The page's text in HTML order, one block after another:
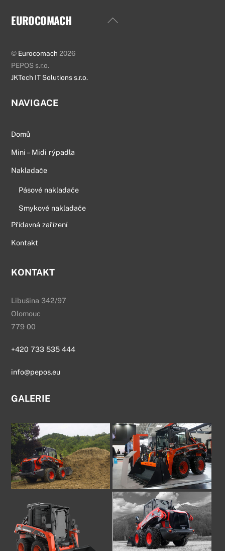
Back
EUROCOMACH
© Eurocomach 2026
PEPOS s.r.o.
JKTech IT Solutions s.r.o.
NAVIGACE
Domů
Mini – Midi rýpadla
Nakladače
Pásové nakladače
Smykové nakladače
Přídavná zařízení
Kontakt
KONTAKT
Libušina 342/97
Olomouc
779 00
+420 733 535 444
info@pepos.eu
GALERIE